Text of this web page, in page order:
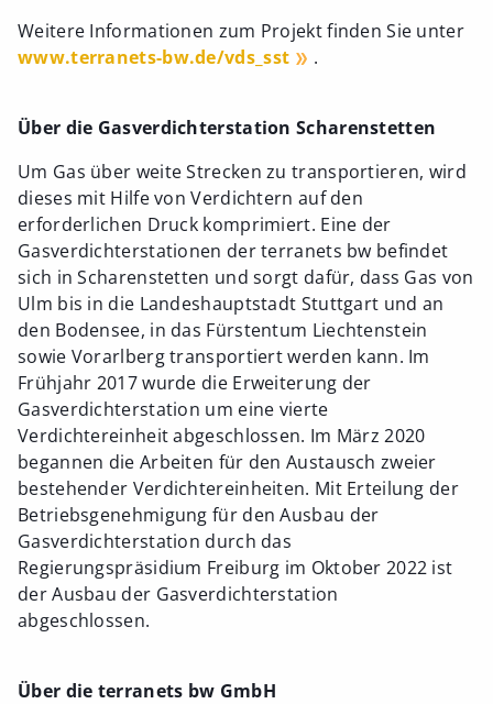
Weitere Informationen zum Projekt finden Sie unter
www.terranets-bw.de/vds_sst
.
Über die Gasverdichterstation Scharenstetten
Um Gas über weite Strecken zu transportieren, wird
dieses mit Hilfe von Verdichtern auf den
erforderlichen Druck komprimiert. Eine der
Gasverdichterstationen der terranets bw befindet
sich in Scharenstetten und sorgt dafür, dass Gas von
Ulm bis in die Landeshauptstadt Stuttgart und an
den Bodensee, in das Fürstentum Liechtenstein
sowie Vorarlberg transportiert werden kann. Im
Frühjahr 2017 wurde die Erweiterung der
Gasverdichterstation um eine vierte
Verdichtereinheit abgeschlossen. Im März 2020
begannen die Arbeiten für den Austausch zweier
bestehender Verdichtereinheiten. Mit Erteilung der
Betriebsgenehmigung für den Ausbau der
Gasverdichterstation durch das
Regierungspräsidium Freiburg im Oktober 2022 ist
der Ausbau der Gasverdichterstation
abgeschlossen.
Über die terranets bw GmbH